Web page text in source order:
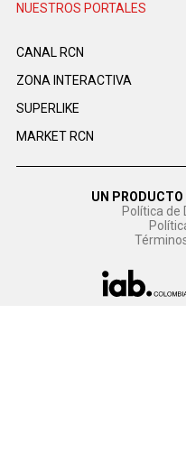
NUESTROS PORTALES
CANAL RCN
ZONA INTERACTIVA
SUPERLIKE
MARKET RCN
UN
Política de